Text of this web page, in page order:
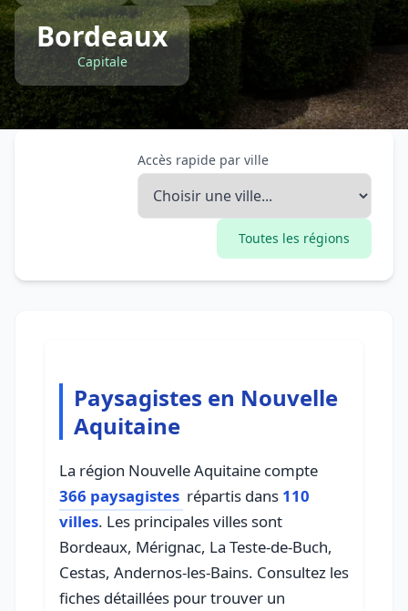
Bordeaux
Capitale
Accès rapide par ville
Toutes les régions
Paysagistes en Nouvelle
Aquitaine
La région Nouvelle Aquitaine compte
366 paysagistes répartis dans 110
villes. Les principales villes sont
Bordeaux, Mérignac, La Teste-de-Buch,
Cestas, Andernos-les-Bains. Consultez les
fiches détaillées pour trouver un